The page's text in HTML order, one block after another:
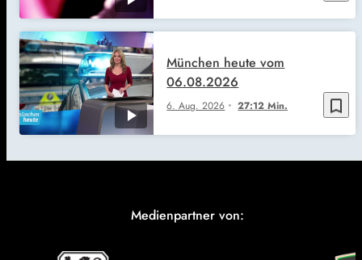
bookmark_border
6. Aug. 2026 27:12 Min.
München heute vom
06.08.2026
Medienpartner von: